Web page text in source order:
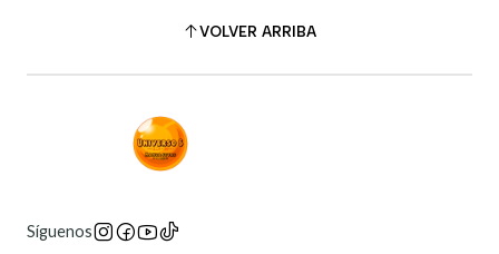
VOLVER ARRIBA
Síguenos